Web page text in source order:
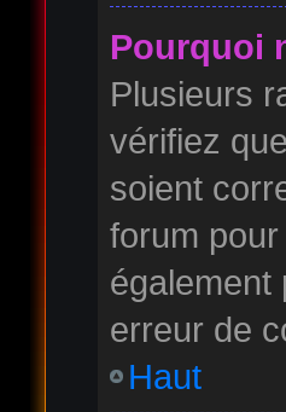
Pourquoi
Plusieurs
vérifiez
soient
forum
également
erreur de
Haut